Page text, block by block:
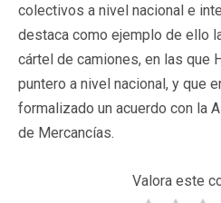
colectivos a nivel nacional e
destaca como ejemplo de ello
cártel de camiones, en las que
puntero a nivel nacional, y que
formalizado un acuerdo con la
de Mercancías.
Valora este